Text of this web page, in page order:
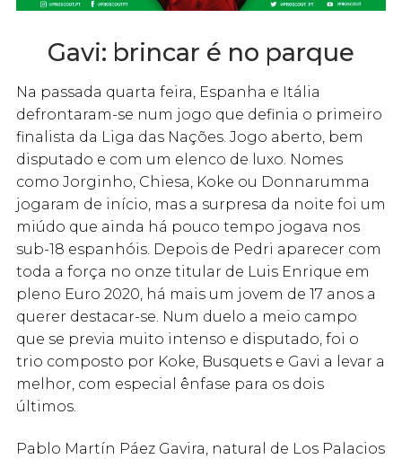
Gavi: brincar é no parque
Na passada quarta feira, Espanha e Itália
defrontaram-se num jogo que definia o primeiro
finalista da Liga das Nações. Jogo aberto, bem
disputado e com um elenco de luxo. Nomes
como Jorginho, Chiesa, Koke ou Donnarumma
jogaram de início, mas a surpresa da noite foi um
miúdo que ainda há pouco tempo jogava nos
sub-18 espanhóis. Depois de Pedri aparecer com
toda a força no onze titular de Luis Enrique em
pleno Euro 2020, há mais um jovem de 17 anos a
querer destacar-se. Num duelo a meio campo
que se previa muito intenso e disputado, foi o
trio composto por Koke, Busquets e Gavi a levar a
melhor, com especial ênfase para os dois
últimos.
Pablo Martín Páez Gavira, natural de Los Palacios